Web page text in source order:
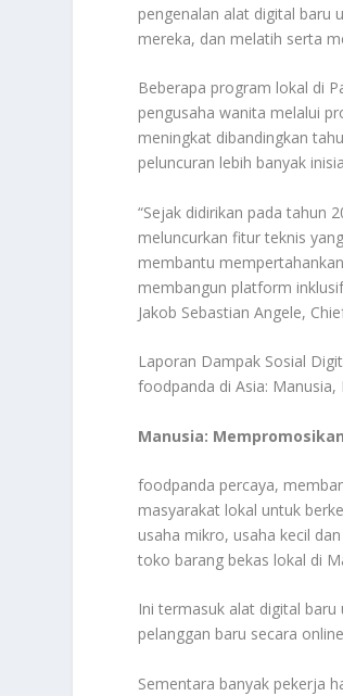
pengenalan alat digital baru
mereka, dan melatih serta
Beberapa program lokal di
pengusaha wanita melalui
meningkat dibandingkan
peluncuran lebih banyak
“Sejak didirikan pada tahun
meluncurkan fitur teknis
membantu
membangun platform
Jakob Sebastian Angele,
Laporan Dampak Sosial
foodpanda di Asia: Manusia,
Manusia:
foodpanda percaya,
masyarakat lokal untuk
usaha mikro, usaha kecil
toko barang bekas lokal di
Ini termasuk alat digital
pelanggan baru secara
Sementara banyak pekerja